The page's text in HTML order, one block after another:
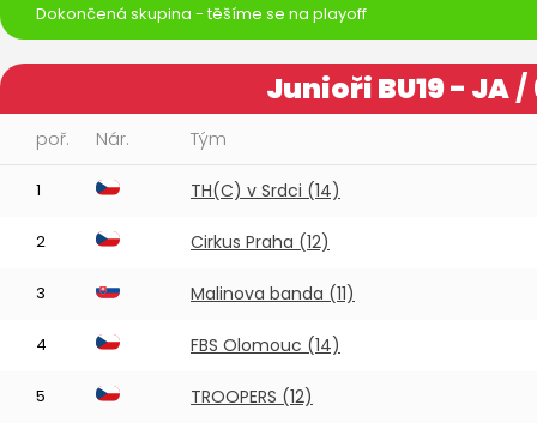
Dokončená skupina - těšíme se na playoff
Junioři BU19 - JA/
poř. Nár. Tým
1 TH(C) v Srdci (14)
2 Cirkus Praha (12)
3 Malinova banda (11)
4 FBS Olomouc (14)
5 TROOPERS (12)